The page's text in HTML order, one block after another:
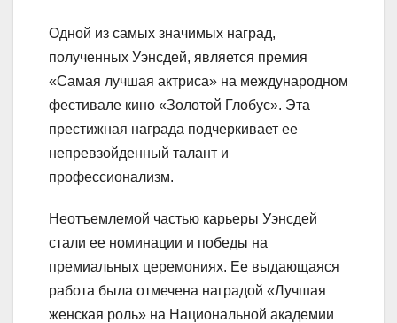
Одной из самых значимых наград,
полученных Уэнсдей, является премия
«Самая лучшая актриса» на международном
фестивале кино «Золотой Глобус». Эта
престижная награда подчеркивает ее
непревзойденный талант и
профессионализм.
Неотъемлемой частью карьеры Уэнсдей
стали ее номинации и победы на
премиальных церемониях. Ее выдающаяся
работа была отмечена наградой «Лучшая
женская роль» на Национальной академии